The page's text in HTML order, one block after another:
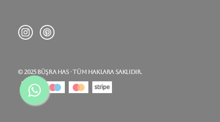
© 2025 BÜŞRA HAS · TÜM HAKLARA SAKLIDIR.